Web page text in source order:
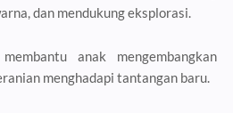
dan mendukung eksplorasi.
anak mengembangkan
menghadapi tantangan baru.